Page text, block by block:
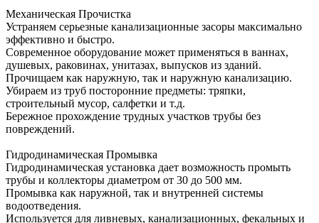
Механическая Прочистка
Устраняем серьезные канализационные засоры максимально
эффективно и быстро.
Современное оборудование может применяться в ваннах,
душевых, раковинах, унитазах, выпусков из зданий.
Прочищаем как наружную, так и наружную канализацию.
Убираем из труб посторонние предметы: тряпки,
строительный мусор, салфетки и т.д.
Бережное прохождение трудных участков трубы без
повреждений.
Гидродинамическая Промывка
Гидродинамическая установка дает возможность промыть
трубы и коллекторы диаметром от 30 до 500 мм.
Промывка как наружной, так и внутренней системы
водоотведения.
Используется для ливневых, канализационных, фекальных и